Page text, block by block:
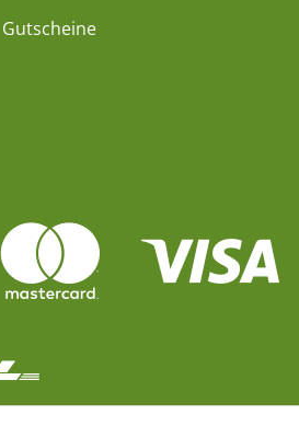
Gutscheine